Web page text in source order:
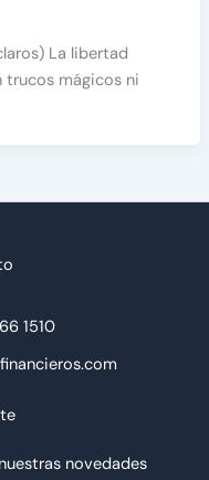
La libertad
trucos mágicos ni
1510
novedades